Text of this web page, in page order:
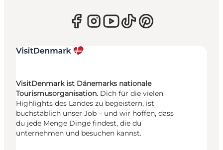
VisitDenmark ist Dänemarks nationale
Tourismusorganisation. Dich für die vielen
Highlights des Landes zu begeistern, ist
buchstäblich unser Job – und wir hoffen, dass
du jede Menge Dinge findest, die du
unternehmen und besuchen kannst.